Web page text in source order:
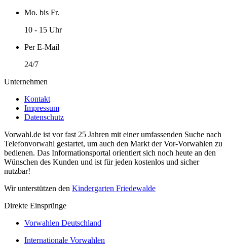
Mo. bis Fr.
10 - 15 Uhr
Per E-Mail
24/7
Unternehmen
Kontakt
Impressum
Datenschutz
Vorwahl.de ist vor fast 25 Jahren mit einer umfassenden Suche nach
Telefonvorwahl gestartet, um auch den Markt der Vor-Vorwahlen zu
bedienen. Das Informationsportal orientiert sich noch heute an den
Wünschen des Kunden und ist für jeden kostenlos und sicher
nutzbar!
Wir unterstützen den Kindergarten Friedewalde
Direkte Einsprünge
Vorwahlen Deutschland
Internationale Vorwahlen